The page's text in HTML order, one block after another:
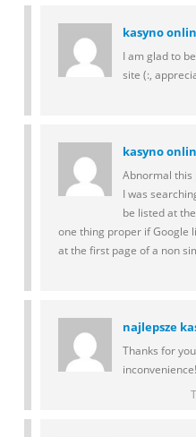
kasyno
I am glad to
site (:,
kasyno
Abnormal this
I was
be listed at
one thing proper if Google
at the first page of a non
najlepsze
Thanks for
inconvenience!